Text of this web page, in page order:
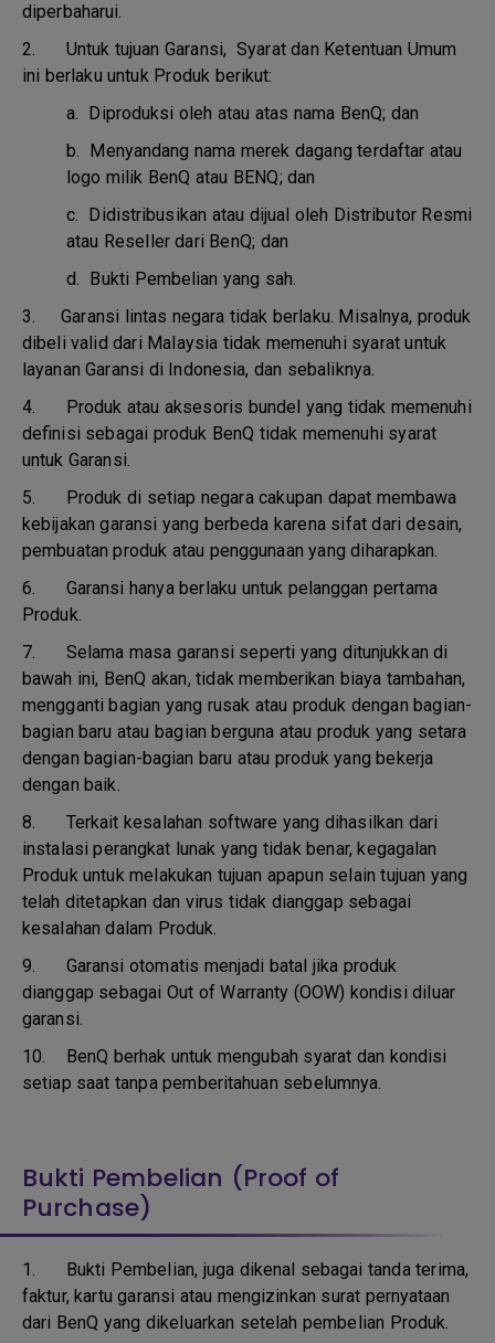
diperbaharui.
2. Untuk tujuan Garansi, Syarat dan Ketentuan Umum
ini berlaku untuk Produk berikut:
a. Diproduksi oleh atau atas nama BenQ; dan
b. Menyandang nama merek dagang terdaftar atau
logo milik BenQ atau BENQ; dan
c. Didistribusikan atau dijual oleh Distributor Resmi
atau Reseller dari BenQ; dan
d. Bukti Pembelian yang sah.
3.Garansi lintas negara tidak berlaku. Misalnya, produk
dibeli valid dari Malaysia tidak memenuhi syarat untuk
layanan Garansi di Indonesia, dan sebaliknya.
4. Produk atau aksesoris bundel yang tidak memenuhi
definisi sebagai produk BenQ tidak memenuhi syarat
untuk Garansi.
5. Produk di setiap negara cakupan dapat membawa
kebijakan garansi yang berbeda karena sifat dari desain,
pembuatan produk atau penggunaan yang diharapkan.
6. Garansi hanya berlaku untuk pelanggan pertama
Produk.
7. Selama masa garansi seperti yang ditunjukkan di
bawah ini, BenQ akan, tidak memberikan biaya tambahan,
mengganti bagian yang rusak atau produk dengan bagian-
bagian baru atau bagian berguna atau produk yang setara
dengan bagian-bagian baru atau produk yang bekerja
dengan baik.
8. Terkait kesalahan software yang dihasilkan dari
instalasi perangkat lunak yang tidak benar, kegagalan
Produk untuk melakukan tujuan apapun selain tujuan yang
telah ditetapkan dan virus tidak dianggap sebagai
kesalahan dalam Produk.
9. Garansi otomatis menjadi batal jika produk
dianggap sebagai Out of Warranty (OOW) kondisi diluar
garansi.
10. BenQ berhak untuk mengubah syarat dan kondisi
setiap saat tanpa pemberitahuan sebelumnya.
Bukti Pembelian (Proof of
Purchase)
1. Bukti Pembelian, juga dikenal sebagai tanda terima,
faktur, kartu garansi atau mengizinkan surat pernyataan
dari BenQ yang dikeluarkan setelah pembelian Produk.